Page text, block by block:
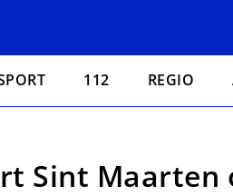
112 REGIO
Sint Maarten